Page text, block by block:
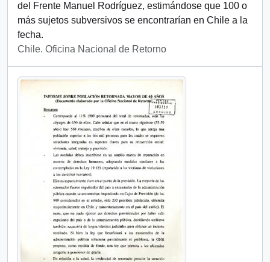
del Frente Manuel Rodríguez, estimándose que 100 o
más sujetos subversivos se encontrarían en Chile a la
fecha.
Chile. Oficina Nacional de Retorno